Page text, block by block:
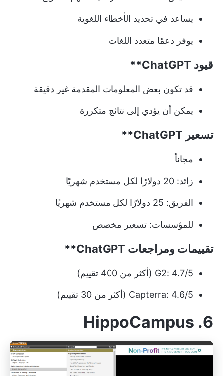
يساعد في تحديد الأخطاء اللغوية
يوفر دعمًا متعدد اللغات
قيود ChatGPT**
قد تكون بعض المعلومات المقدمة غير دقيقة
يمكن أن يؤدي إلى نتائج متكررة
تسعير ChatGPT**
مجاناً
زائد: 20 دولارًا لكل مستخدم شهريًا
الفريق: 25 دولارًا لكل مستخدم شهريًا
للمؤسسات: تسعير مخصص
تقييمات ومراجعات ChatGPT**
G2: 4.7/5 (أكثر من 400 تقييم)
Capterra: 4.6/5 (أكثر من 30 تقييم)
6.
HippoCampus